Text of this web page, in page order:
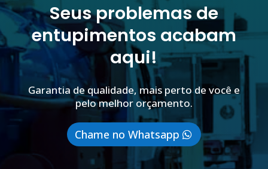
Seus problemas de
entupimentos acabam
aqui!
Garantia de qualidade, mais perto de você e
pelo melhor orçamento.
Chame no Whatsapp